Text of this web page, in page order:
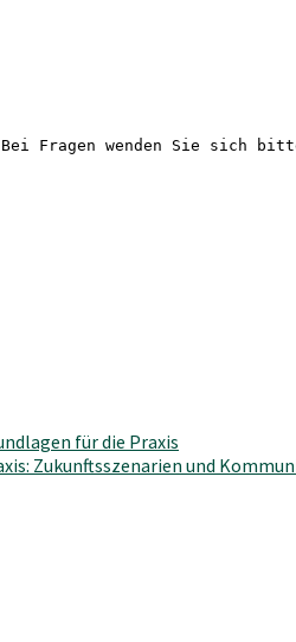
Fragen wenden Sie sich
für die Praxis
Zukunftsszenarien und